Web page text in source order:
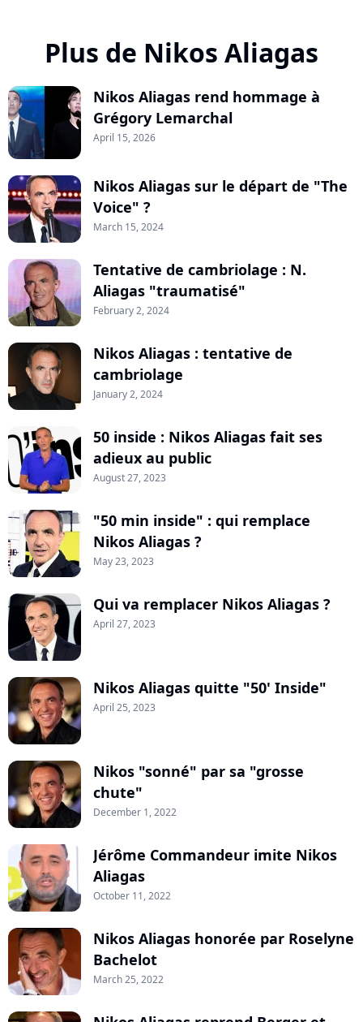
Plus de Nikos Aliagas
Nikos Aliagas rend hommage à
Grégory Lemarchal
April 15, 2026
Nikos Aliagas sur le départ de "The
Voice" ?
March 15, 2024
Tentative de cambriolage : N.
Aliagas "traumatisé"
February 2, 2024
Nikos Aliagas : tentative de
cambriolage
January 2, 2024
50 inside : Nikos Aliagas fait ses
adieux au public
August 27, 2023
"50 min inside" : qui remplace
Nikos Aliagas ?
May 23, 2023
Qui va remplacer Nikos Aliagas ?
April 27, 2023
Nikos Aliagas quitte "50' Inside"
April 25, 2023
Nikos "sonné" par sa "grosse
chute"
December 1, 2022
Jérôme Commandeur imite Nikos
Aliagas
October 11, 2022
Nikos Aliagas honorée par Roselyne
Bachelot
March 25, 2022